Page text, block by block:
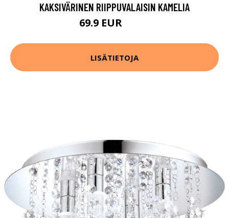
KAKSIVÄRINEN RIIPPUVALAISIN KAMELIA
69.9 EUR
LISÄTIETOJA